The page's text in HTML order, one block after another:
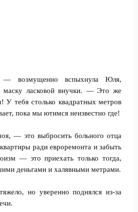
возмущенно вспыхнула Юля,
маску ласковой внучки. — Это же
У тебя столько квадратных метров
пока мы ютимся неизвестно где!
— это выбросить больного отца
ради евроремонта и забыть
— это приехать только тогда,
деньгами и халявными метрами.
но уверенно поднялся из-за